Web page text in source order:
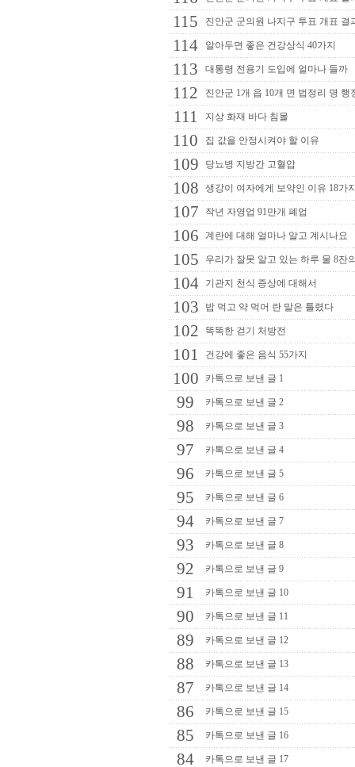
115 진안군 군의원 나지구 투표 개표 결
114 알아두면 좋은 건강상식 40가지
113 대통령 전용기 도입에 얼마나 들까
112 진안군 1개 읍 10개 면 법정리 명 행
111 지상 화재 바다 침몰
110 집 값을 안정시켜야 할 이유
109 당뇨병 지방간 고혈압
108 생강이 여자에게 보약인 이유 18가
107 작년 자영업 91만개 폐업
106 계란에 대해 얼마나 알고 계시나요
105 우리가 잘못 알고 있는 하루 물 8잔
104 기관지 천식 증상에 대해서
103 밥 먹고 약 먹어 란 말은 틀렸다
102 똑똑한 걷기 처방전
101 건강에 좋은 음식 55가지
100 카톡으로 보낸 글 1
99 카톡으로 보낸 글 2
98 카톡으로 보낸 글 3
97 카톡으로 보낸 글 4
96 카톡으로 보낸 글 5
95 카톡으로 보낸 글 6
94 카톡으로 보낸 글 7
93 카톡으로 보낸 글 8
92 카톡으로 보낸 글 9
91 카톡으로 보낸 글 10
90 카톡으로 보낸 글 11
89 카톡으로 보낸 글 12
88 카톡으로 보낸 글 13
87 카톡으로 보낸 글 14
86 카톡으로 보낸 글 15
85 카톡으로 보낸 글 16
84 카톡으로 보낸 글 17